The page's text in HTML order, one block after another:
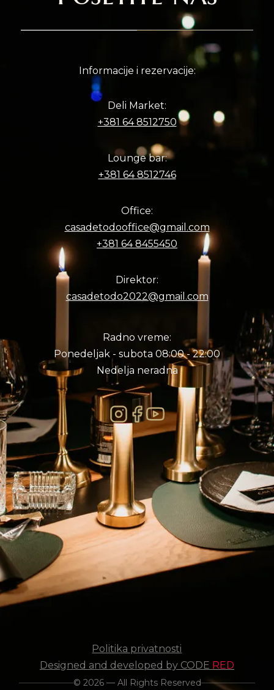
Informacije i rezervacije:
Deli Market:
+381 64 8512750
Lounge bar:
+381 64 8512746
Office:
casadetodooffice@gmail.com
+381 64 8455450
Direktor:
casadetodo2022@gmail.com
Radno vreme:
Ponedeljak - subota 08:00 - 22:00
Nedelja neradna
Designed and developed by CODE RED
Politika privatnosti
© 2026 — All Rights Reserved